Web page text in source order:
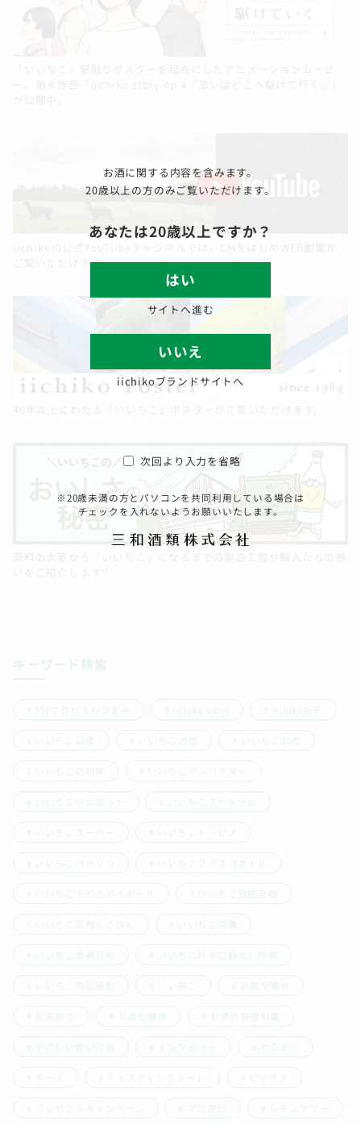
ご覧いただけます。
キーワード検索
5分で作れるおつまみ iichiko story iichiko彩天
いいちこ12度 いいちこ20度 いいちこ25度
いいちこの科学 いいちこアンバサダー
いいちこシルエット いいちこスペシャル
いいちこスーパー いいちこトリビア
いいちこパーソン いいちこフラスコボトル
いいちこ下町のハイボール いいちこ日田全麹
いいちこ民陶くろびん いいちこ深薫
いいちこ漫画日和 いいちこ片手に観たい映画
いいちこ空山独酌 いい茶こ お取り寄せ
お茶割り お酒と健康 お酒の基礎知識
やさしい酔い対談 インタビュー カクテル
チーズ テイスティングノート ビジネス
プレゼントキャンペーン プロ直伝 レモンサワー
お酒に関する内容を含みます。
20歳以上の方のみご覧いただけます。
あなたは20歳以上ですか？
はい
サイトへ進む
いいえ
iichikoブランドサイトへ
次回より入力を省略
※20歳未満の方とパソコンを共同利用している場合は
チェックを入れないようお願いいたします。